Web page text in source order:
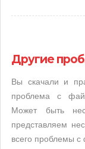
Другие
Вы скачали и
проблема с
Может быть
представляем
всего проблемы